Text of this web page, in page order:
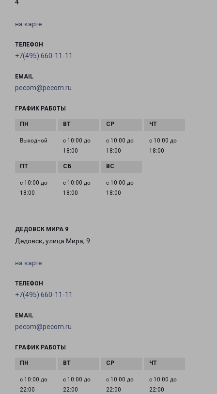
4
на карте
ТЕЛЕФОН
+7(495) 660-11-11
EMAIL
pecom@pecom.ru
ГРАФИК РАБОТЫ
Выходной
с 10:00 до
18:00
с 10:00 до
18:00
с 10:00 до
18:00
с 10:00 до
18:00
с 10:00 до
18:00
с 10:00 до
18:00
ДЕДОВСК МИРА 9
Дедовск, улица Мира, 9
на карте
ТЕЛЕФОН
+7(495) 660-11-11
EMAIL
pecom@pecom.ru
ГРАФИК РАБОТЫ
с 10:00 до
22:00
с 10:00 до
22:00
с 10:00 до
22:00
с 10:00 до
22:00